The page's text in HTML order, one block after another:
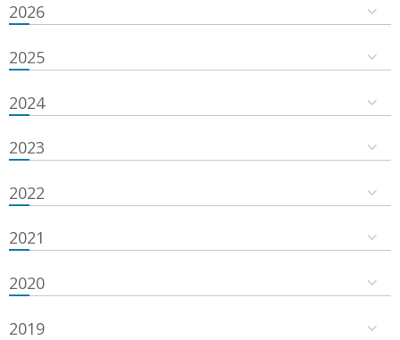
2026
2025
2024
2023
2022
2021
2020
2019